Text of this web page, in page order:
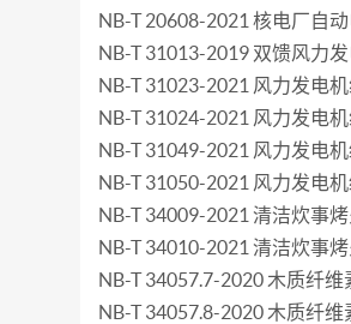
NB-T 20608-2021 核电厂自
NB-T 31013-2019 双馈风力
NB-T 31023-2021 风力发电
NB-T 31024-2021 风力发电
NB-T 31049-2021 风力发电
NB-T 31050-2021 风力发电
NB-T 34009-2021 清洁炊事
NB-T 34010-2021 清洁炊事
NB-T 34057.7-2020 木质纤
NB-T 34057.8-2020 木质纤